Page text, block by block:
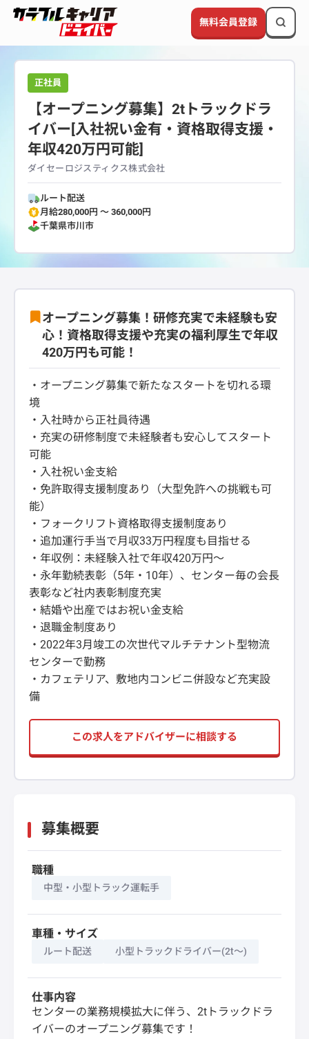
無料会員登録
正社員
【オープニング募集】2tトラックドラ
イバー[入社祝い金有・資格取得支援・
年収420万円可能]
ダイセーロジスティクス株式会社
ルート配送
月給280,000円 〜 360,000円
千葉県市川市
オープニング募集！研修充実で未経験も安
心！資格取得支援や充実の福利厚生で年収
420万円も可能！
・オープニング募集で新たなスタートを切れる環
境
・入社時から正社員待遇
・充実の研修制度で未経験者も安心してスタート
可能
・入社祝い金支給
・免許取得支援制度あり（大型免許への挑戦も可
能）
・フォークリフト資格取得支援制度あり
・追加運行手当で月収33万円程度も目指せる
・年収例：未経験入社で年収420万円～
・永年勤続表彰（5年・10年）、センター毎の会長
表彰など社内表彰制度充実
・結婚や出産ではお祝い金支給
・退職金制度あり
・2022年3月竣工の次世代マルチテナント型物流
センターで勤務
・カフェテリア、敷地内コンビニ併設など充実設
備
この求人をアドバイザーに相談する
募集概要
職種
中型・小型トラック運転手
車種・サイズ
ルート配送 小型トラックドライバー(2t～)
仕事内容
センターの業務規模拡大に伴う、2tトラックドラ
イバーのオープニング募集です！